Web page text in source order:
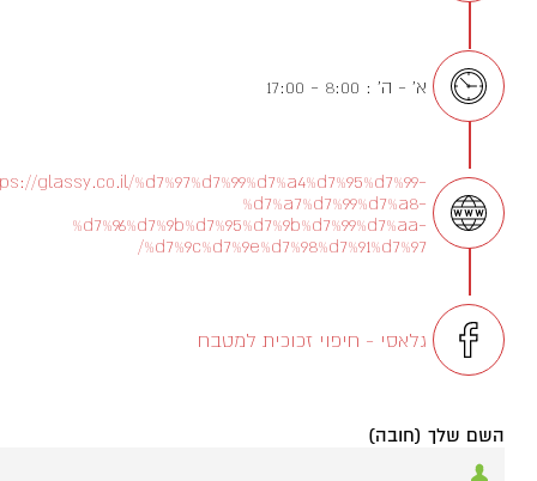
א' - ה' : 8:00 - 17:00
glassy.co.il/%d7%97%d7%99%d7%a4%d7%95%d7%99-
%d7%a7%d7%99%d7%a8-
%d7%96%d7%9b%d7%95%d7%9b%d7%99%d7%aa-
%d7%9c%d7%9e%d7%98%d7%91%d7%97/
גלאסי - חיפוי זכוכית למטבח
השם שלך (חובה)